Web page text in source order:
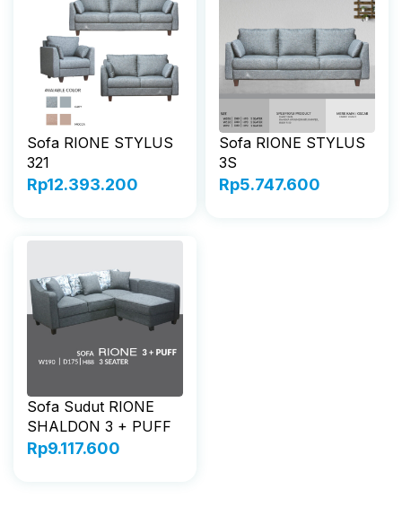
Sofa RIONE STYLUS
321
Rp12.393.200
Sofa RIONE STYLUS
3S
Rp5.747.600
Sofa Sudut RIONE
SHALDON 3 + PUFF
Rp9.117.600